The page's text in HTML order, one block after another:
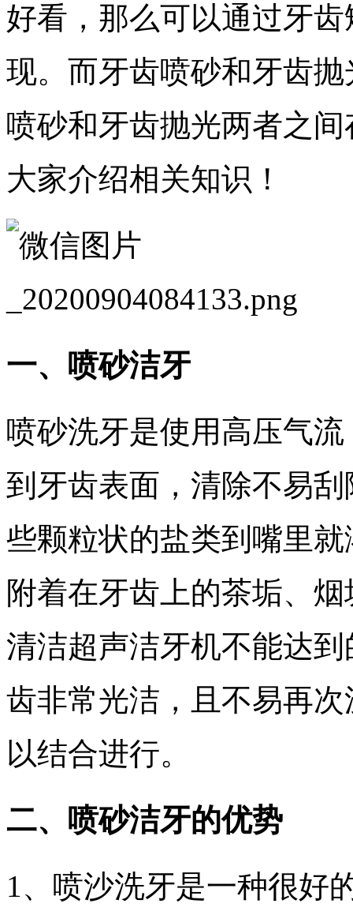
好看，那么可以通过牙
现。而牙齿喷砂和牙齿
喷砂和牙齿抛光两者之
大家介绍相关知识！
一、喷砂洁牙
喷砂洗牙是使用高压气
到牙齿表面，清除不易
些颗粒状的盐类到嘴里
附着在牙齿上的茶垢、
清洁超声洁牙机不能达
齿非常光洁，且不易再
以结合进行。
二、喷砂洁牙的优势
1、喷沙洗牙是一种很好